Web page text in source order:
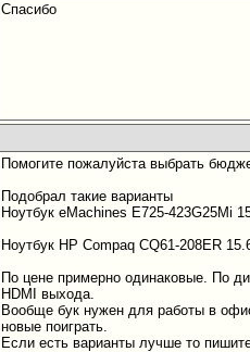
Спасибо
Помогите пожалуйста выбрать
Подобрал такие варианты
Ноутбук eMachines E725-423G25Mi
Ноутбук HP Compaq CQ61-208ER
По цене примерно одинаковые. По
HDMI выхода.
Вообще бук нужен для работы в
новые поиграть.
Если есть варианты лучше то